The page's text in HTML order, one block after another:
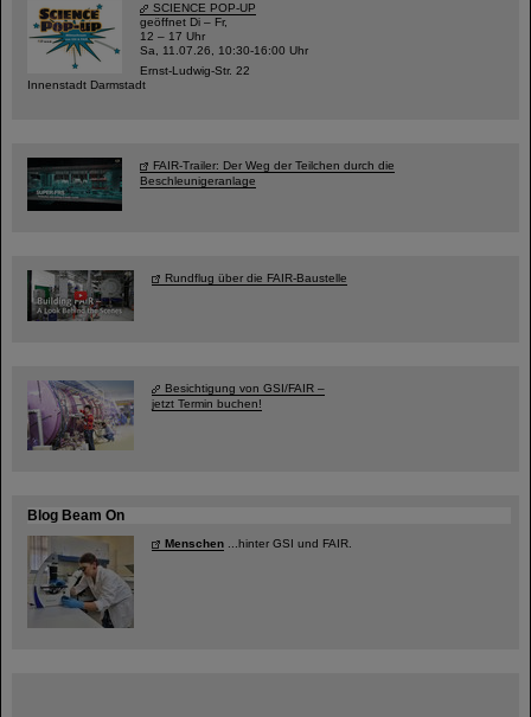
SCIENCE POP-UP
geöffnet Di – Fr,
12 – 17 Uhr
Sa, 11.07.26, 10:30-16:00 Uhr
Ernst-Ludwig-Str. 22
Innenstadt Darmstadt
FAIR-Trailer: Der Weg der Teilchen durch die
Beschleunigeranlage
Rundflug über die FAIR-Baustelle
Besichtigung von GSI/FAIR –
jetzt Termin buchen!
Blog Beam On
Menschen ...hinter GSI und FAIR.